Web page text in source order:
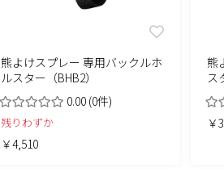
熊よけスプレー 専用バックルホ
ルスター（BHB2）
0.00 (0件)
残りわずか
￥4,510
熊
ス
￥